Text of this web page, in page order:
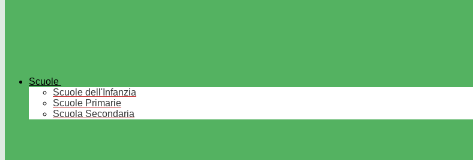
Scuole
Scuole dell'Infanzia
Scuole Primarie
Scuola Secondaria